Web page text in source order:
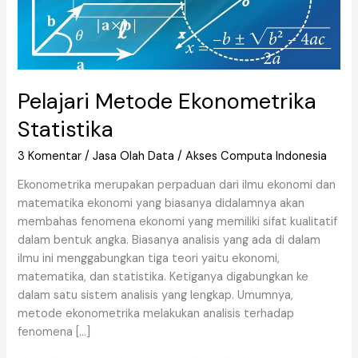
Pelajari Metode Ekonometrika
Statistika
3 Komentar /Jasa Olah Data /Akses Computa Indonesia
Ekonometrika merupakan perpaduan dari ilmu ekonomi dan
matematika ekonomi yang biasanya didalamnya akan
membahas fenomena ekonomi yang memiliki sifat kualitatif
dalam bentuk angka. Biasanya analisis yang ada di dalam
ilmu ini menggabungkan tiga teori yaitu ekonomi,
matematika, dan statistika. Ketiganya digabungkan ke
dalam satu sistem analisis yang lengkap. Umumnya,
metode ekonometrika melakukan analisis terhadap
fenomena […]